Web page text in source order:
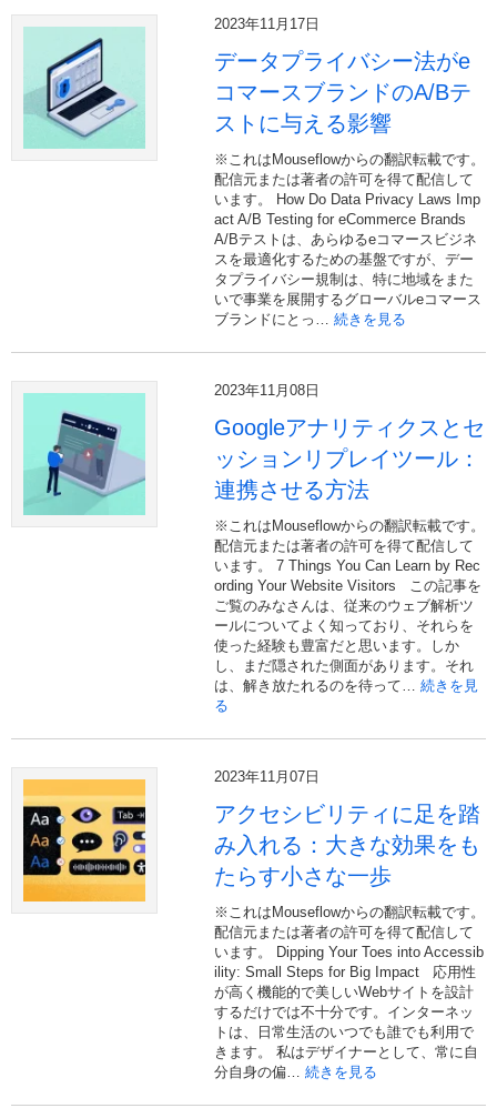
2023年11月17日
データプライバシー法がe
コマースブランドのA/Bテ
ストに与える影響
※これはMouseflowからの翻訳転載です。
配信元または著者の許可を得て配信して
います。 How Do Data Privacy Laws Imp
act A/B Testing for eCommerce Brands
A/Bテストは、あらゆるeコマースビジネ
スを最適化するための基盤ですが、デー
タプライバシー規制は、特に地域をまた
いで事業を展開するグローバルeコマース
ブランドにとっ… 続きを見る
2023年11月08日
Googleアナリティクスとセ
ッションリプレイツール：
連携させる方法
※これはMouseflowからの翻訳転載です。
配信元または著者の許可を得て配信して
います。 7 Things You Can Learn by Rec
ording Your Website Visitors この記事を
ご覧のみなさんは、従来のウェブ解析ツ
ールについてよく知っており、それらを
使った経験も豊富だと思います。しか
し、まだ隠された側面があります。それ
は、解き放たれるのを待って… 続きを見
る
2023年11月07日
アクセシビリティに足を踏
み入れる：大きな効果をも
たらす小さな一歩
※これはMouseflowからの翻訳転載です。
配信元または著者の許可を得て配信して
います。 Dipping Your Toes into Accessib
ility: Small Steps for Big Impact 応用性
が高く機能的で美しいWebサイトを設計
するだけでは不十分です。インターネッ
トは、日常生活のいつでも誰でも利用で
きます。 私はデザイナーとして、常に自
分自身の偏… 続きを見る